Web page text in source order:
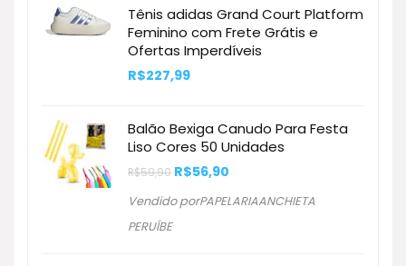
R$44,99.R$34,25.
Tênis adidas Grand Court Platform
Feminino com Frete Grátis e
Ofertas Imperdíveis
R$227,99
Balão Bexiga Canudo Para Festa
Liso Cores 50 Unidades
R$59,90 O
original
era:
R$56,90
atual
Vendido porPAPELARIAANCHIETA
PERUÍBE